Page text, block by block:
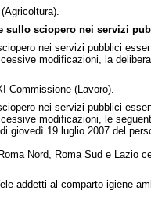
sullo sciopero nei servizi
nei servizi pubblici
modificazioni, la
Commissione (Lavoro).
nei servizi pubblici
modificazioni, le
giovedì 19 luglio 2007 del
Nord, Roma Sud e Lazio
addetti al comparto igiene